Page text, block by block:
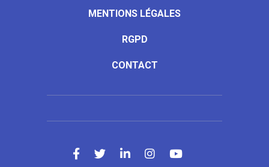
MENTIONS LÉGALES
RGPD
CONTACT